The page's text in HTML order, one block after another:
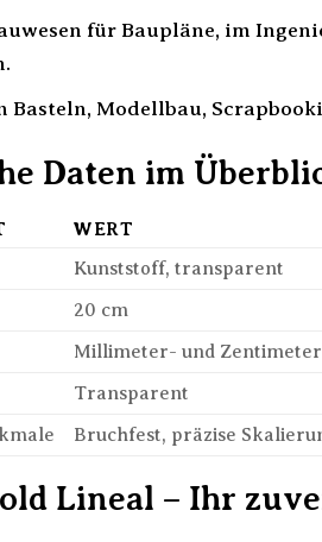
für Baupläne, im
Basteln, Modellbau,
Daten im
WERT
Kunststoff, transparent
20 cm
Millimeter- und
Transparent
Bruchfest, präzise
Lineal – Ihr